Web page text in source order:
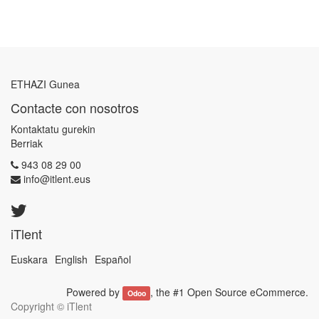
ETHAZI Gunea
Contacte con nosotros
Kontaktatu gurekin
Berriak
943 08 29 00
info@itlent.eus
iTlent
Euskara English Español
Powered by Odoo , the #1 Open Source eCommerce.
Copyright © iTlent